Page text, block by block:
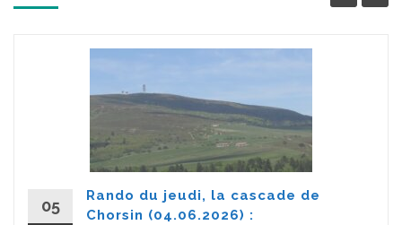
05
Rando du jeudi, la cascade de
Chorsin (04.06.2026) :